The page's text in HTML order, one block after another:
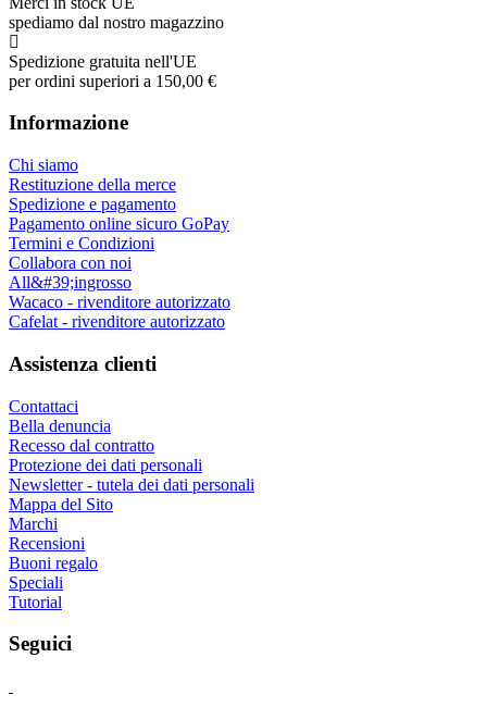
spediamo dal nostro magazzino
Spedizione gratuita nell'UE
per ordini superiori a 150,00 €
Informazione
Chi siamo
Restituzione della merce
Spedizione e pagamento
Pagamento online sicuro GoPay
Termini e Condizioni
Collabora con noi
All&#39;ingrosso
Wacaco - rivenditore autorizzato
Cafelat - rivenditore autorizzato
Assistenza clienti
Contattaci
Bella denuncia
Recesso dal contratto
Protezione dei dati personali
Newsletter - tutela dei dati personali
Mappa del Sito
Marchi
Recensioni
Buoni regalo
Speciali
Tutorial
Seguici